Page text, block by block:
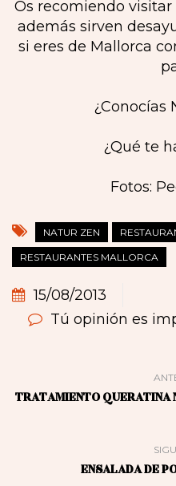
Os recomiendo
además sirven
si eres de Mallorca
¿Conocías
¿Qué te
Fotos:
NATUR ZEN
RESTAURANTES MALLORCA
15/08/2013
Tú opinión es
TRATAMIENTO
ENSALADA DE